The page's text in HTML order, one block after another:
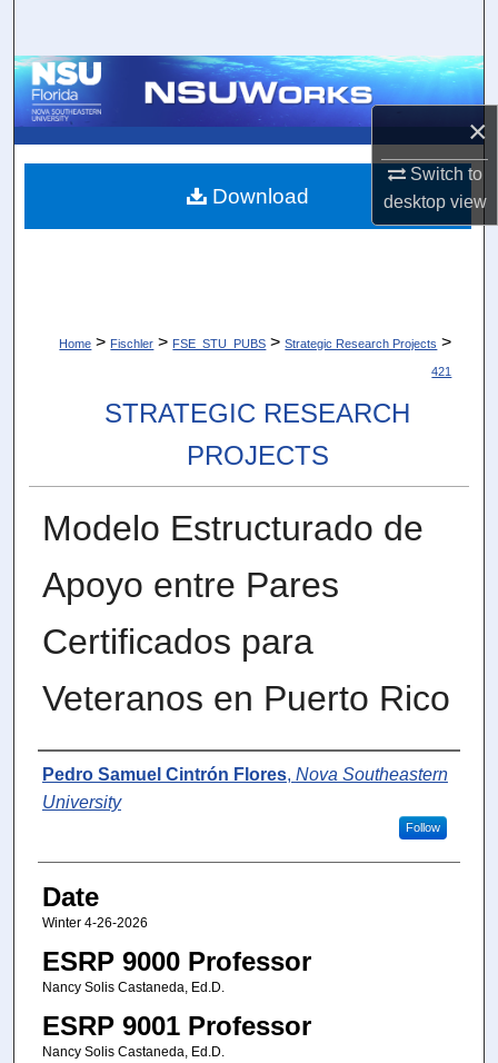
×
Switch to
desktopview
Browse Collections
About
Home > Fischler > FSE_STU_PUBS > Strategic Research Projects >
421
STRATEGIC RESEARCH
PROJECTS
Modelo Estructurado de
Apoyo entre Pares
Certificados para
Veteranos en Puerto Rico
Author
Pedro Samuel Cintrón Flores, Nova Southeastern
University
Follow
Date
Winter 4-26-2026
ESRP 9000 Professor
Nancy Solis Castaneda, Ed.D.
ESRP 9001 Professor
Nancy Solis Castaneda, Ed.D.
Download